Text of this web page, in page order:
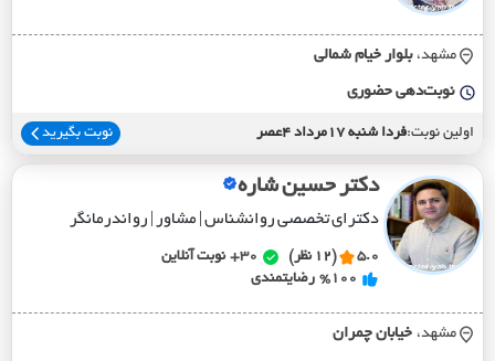
مشهد، بلوار خيام شمالي
نوبت‌دهی حضوری
اولین نوبت:فردا شنبه 17مرداد 4عصر نوبت بگیرید
دکتر حسین شاره
دکترای تخصصی روانشناس | مشاور | رواندرمانگر
5.0 (12 نظر) 30+
نوبت آنلاین
%100 رضایتمندی
مشهد، خيابان چمران